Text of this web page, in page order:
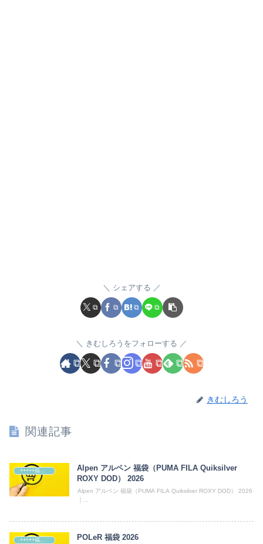
シェアする
きむしろうをフォローする
きむしろう
関連記事
+++++福袋++++++
Alpen アルペン 福袋（PUMA FILA Quiksilver
ROXY DOD） 2026
Alpen アルペン 福袋（PUMA FILA Quiksilver ROXY DOD） 2026
+++++福袋++++++ POLeR 福袋 2026